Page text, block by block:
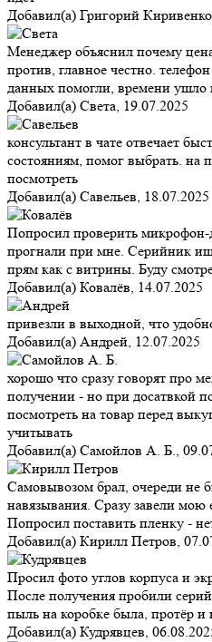
Добавил(а) Григорий Киривенко
Менеджер объяснил почему
против, главное честно.
данных помогли, времени ушло
Добавил(а) Света, 19.07.2025
консультант в чате отвечает
состояниям, помог выбрать. на
посмотреть
Добавил(а) Савельев, 18.07.2025
Попросил проверить
прогнали при мне. Серийник
прям как с витрины. Буду
Добавил(а) Ковалёв, 14.07.2025
привезли в выходной, что
Добавил(а) Андрей, 12.07.2025
хорошо что сразу говорят про
получении - но при досатвкой
посмотреть на товар перед
учитывать
Добавил(а) Самойлов А. Б.,
Самовывозом брал, очереди не
навязывания. Сразу завели мою
Попросил поставить пленку -
Добавил(а) Кирилл Петров,
Просил фото углов корпуса и
После получения пробили
пыль на коробке была, протёр и
Добавил(а) Кудрявцев,